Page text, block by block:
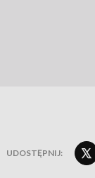
UDOSTĘPNIJ: